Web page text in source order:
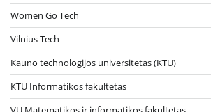
Women Go Tech
Vilnius Tech
Kauno technologijos universitetas (KTU)
KTU Informatikos fakultetas